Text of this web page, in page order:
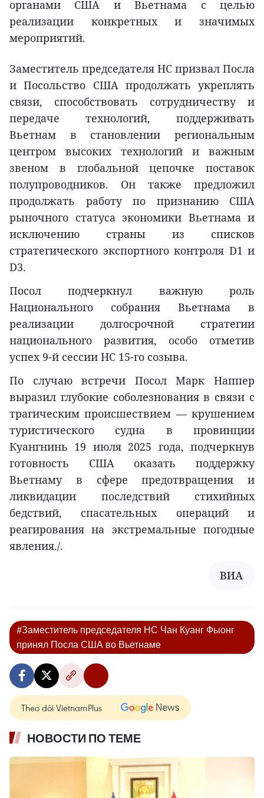
органами США и Вьетнама с целью
реализации конкретных и значимых
мероприятий.
Заместитель председателя НС призвал Посла
и Посольство США продолжать укреплять
связи, способствовать сотрудничеству и
передаче технологий, поддерживать
Вьетнам в становлении региональным
центром высоких технологий и важным
звеном в глобальной цепочке поставок
полупроводников. Он также предложил
продолжать работу по признанию США
рыночного статуса экономики Вьетнама и
исключению страны из списков
стратегического экспортного контроля D1 и
D3.
Посол подчеркнул важную роль
Национального собрания Вьетнама в
реализации долгосрочной стратегии
национального развития, особо отметив
успех 9-й сессии НС 15-го созыва.
По случаю встречи Посол Марк Наппер
выразил глубокие соболезнования в связи с
трагическим происшествием — крушением
туристического судна в провинции
Куангнинь 19 июля 2025 года, подчеркнув
готовность США оказать поддержку
Вьетнаму в сфере предотвращения и
ликвидации последствий стихийных
бедствий, спасательных операций и
реагирования на экстремальные погодные
явления./.
ВИА
#Заместитель председателя НС Чан Куанг Фыонг
принял Посла США во Вьетнаме
Theo dõi VietnamPlus
НОВОСТИ ПО ТЕМЕ